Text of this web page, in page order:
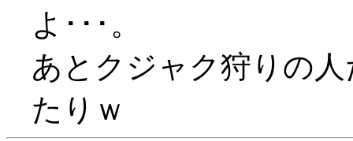
よ･･･。
あとクジャク狩りの
たりｗ